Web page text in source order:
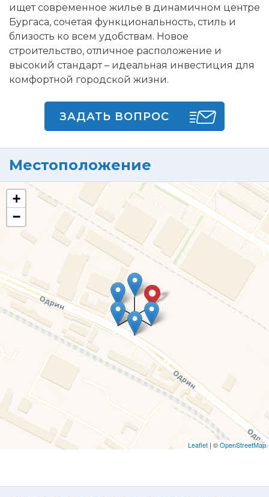
ищет современное жилье в динамичном центре
Бургаса, сочетая функциональность, стиль и
близость ко всем удобствам. Новое
строительство, отличное расположение и
высокий стандарт – идеальная инвестиция для
комфортной городской жизни.
ЗАДАТЬ ВОПРОС
Местоположение
+
−
Leaflet | ©OpenStreetMap